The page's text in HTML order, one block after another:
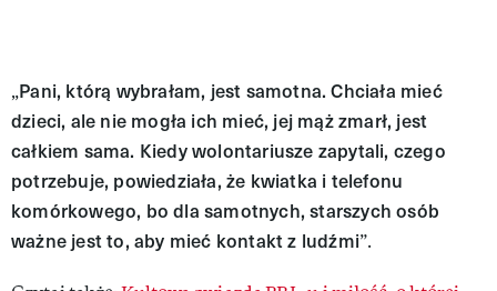
„Pani, którą wybrałam, jest samotna. Chciała mieć
dzieci, ale nie mogła ich mieć, jej mąż zmarł, jest
całkiem sama. Kiedy wolontariusze zapytali, czego
potrzebuje, powiedziała, że kwiatka i telefonu
komórkowego, bo dla samotnych, starszych osób
ważne jest to, aby mieć kontakt z ludźmi”.